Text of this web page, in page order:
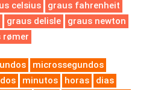
celsius
graus fahrenheit
graus delisle
graus newton
rømer
microssegundos
minutos horas
dias